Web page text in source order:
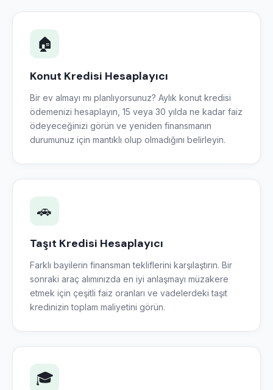
🏠
Konut Kredisi Hesaplayıcı
Bir ev almayı mı planlıyorsunuz? Aylık konut kredisi
ödemenizi hesaplayın, 15 veya 30 yılda ne kadar faiz
ödeyeceğinizi görün ve yeniden finansmanın
durumunuz için mantıklı olup olmadığını belirleyin.
🚗
Taşıt Kredisi Hesaplayıcı
Farklı bayilerin finansman tekliflerini karşılaştırın. Bir
sonraki araç alımınızda en iyi anlaşmayı müzakere
etmek için çeşitli faiz oranları ve vadelerdeki taşıt
kredinizin toplam maliyetini görün.
🎓